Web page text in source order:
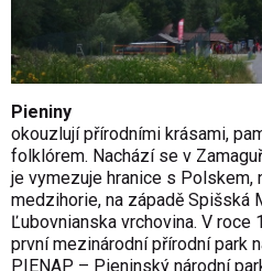
Pieniny
okouzlují přírodními krásami,
folklórem. Nachází se v
je vymezuje hranice s Polskem,
medzihorie, na západě Spišská
Ľubovnianska vrchovina. V roce
první mezinárodní přírodní park
PIENAP – Pieninský národní